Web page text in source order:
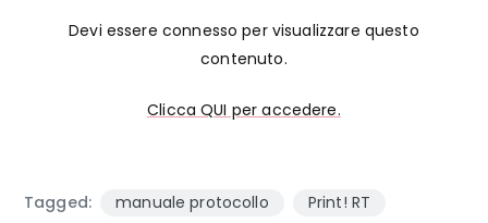
Devi essere connesso per visualizzare questo
contenuto.
Clicca QUI per accedere.
Tagged: manuale protocollo Print! RT